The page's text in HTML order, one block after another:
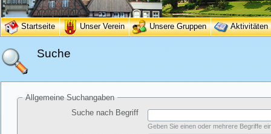
Startseite Unser Verein Unsere Gruppen Aktivitäten
Suche
Allgemeine Suchangaben
Suche nach Begriff
Geben Sie einen oder mehrere Begriffe